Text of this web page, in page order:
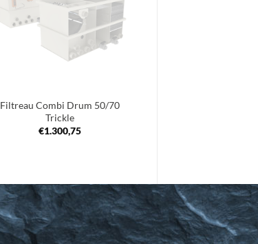
Filtreau Combi Drum 50/70
Trickle
€1.300,75